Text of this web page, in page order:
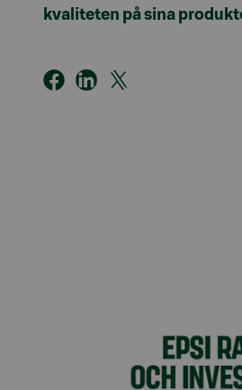
kvaliteten på sina